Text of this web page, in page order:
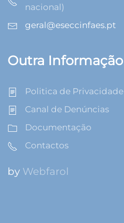
nacional)
geral@eseccinfaes.pt
Outra Informação
Politica de Privacidade
Canal de Denúncias
Documentação
Contactos
by Webfarol